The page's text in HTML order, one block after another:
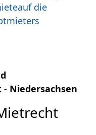
die
- Niedersachsen